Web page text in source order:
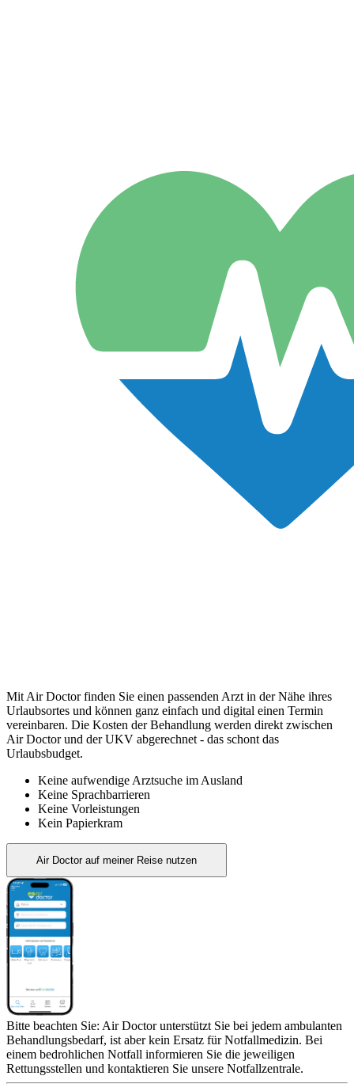
Mit Air Doctor finden Sie einen passenden Arzt in der Nähe ihres
Urlaubsortes und können ganz einfach und digital einen Termin
vereinbaren. Die Kosten der Behandlung werden direkt zwischen
Air Doctor und der UKV abgerechnet - das schont das
Urlaubsbudget.
Keine aufwendige Arztsuche im Ausland
Keine Sprachbarrieren
Keine Vorleistungen
Kein Papierkram
Air Doctor auf meiner Reise nutzen
Bitte beachten Sie: Air Doctor unterstützt Sie bei jedem ambulanten
Behandlungsbedarf, ist aber kein Ersatz für Notfallmedizin. Bei
einem bedrohlichen Notfall informieren Sie die jeweiligen
Rettungsstellen und kontaktieren Sie unsere Notfallzentrale.